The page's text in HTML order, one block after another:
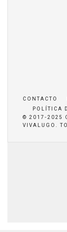
CONTACTO
POLÍTICA
© 2017-2025
VIVALUGO.